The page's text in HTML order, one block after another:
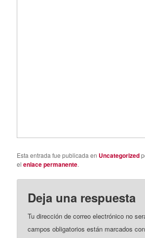
Esta entrada fue publicada en Uncategorized
elenlace permanente.
Deja una respuesta
Tu dirección de correo electrónico no
campos obligatorios están marcados